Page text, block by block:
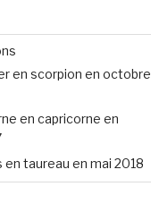
en scorpion en octobre
en capricorne en
en taureau en mai 2018